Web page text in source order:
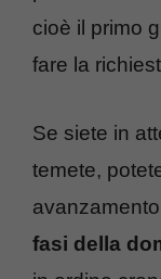
cioè il primo
fare la
Se siete in
temete,
fasi della